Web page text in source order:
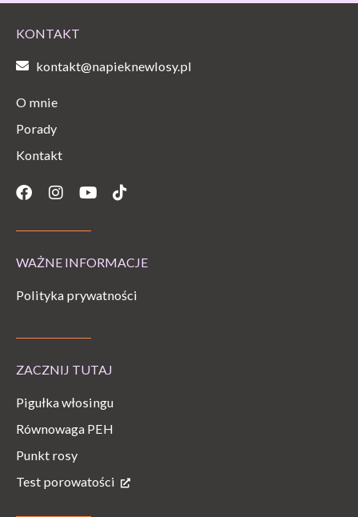
KONTAKT
kontakt@napieknewlosy.pl
O mnie
Porady
Kontakt
Facebook
Instagram
YoutubeTiktok
WAŻNE INFORMACJE
Polityka prywatności
ZACZNIJ TUTAJ
Pigułka włosingu
Równowaga PEH
Punkt rosy
Test porowatości